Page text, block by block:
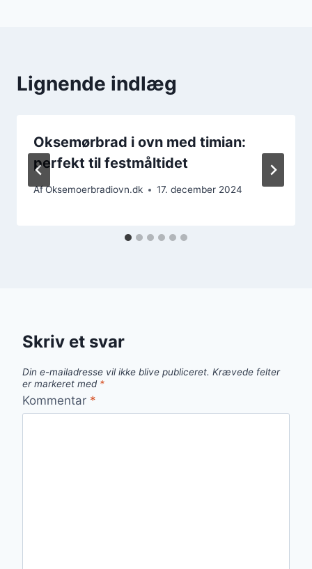
Lignende indlæg
Oksemørbrad i ovn med timian:
perfekt til festmåltidet
AfOksemoerbradiovn.dk 17. december 2024
Skriv et svar
Din e-mailadresse vil ikke blive publiceret. Krævede felter
er markeret med *
Kommentar *